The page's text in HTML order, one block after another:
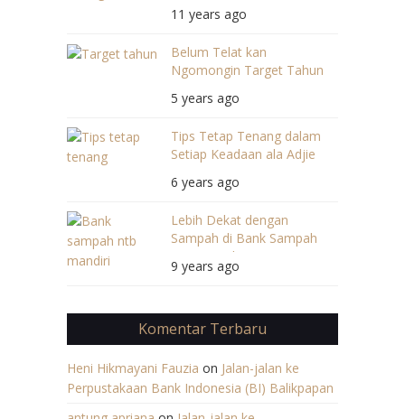
11 years ago
Belum Telat kan
Ngomongin Target Tahun
5 years ago
Tips Tetap Tenang dalam
Setiap Keadaan ala Adjie
6 years ago
Lebih Dekat dengan
Sampah di Bank Sampah
NTB Mandiri
9 years ago
Komentar Terbaru
Heni Hikmayani Fauzia on Jalan-jalan ke
Perpustakaan Bank Indonesia (BI) Balikpapan